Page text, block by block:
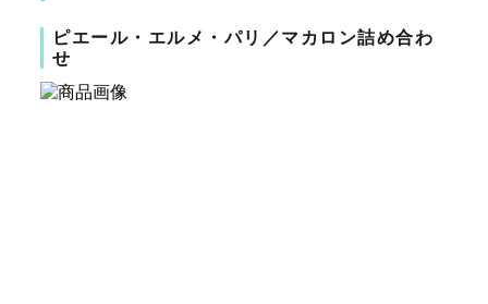
ピエール・エルメ・パリ／マカロン詰め合わ
せ